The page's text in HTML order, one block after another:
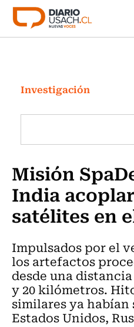
Click acá para ir
Investigación
Cultura
Programas Radio y TV
Investigación
Misión
India
satélites en
Impulsados por el
los artefactos
desde una
y 20 kilómetros.
similares ya
Estados Unidos,